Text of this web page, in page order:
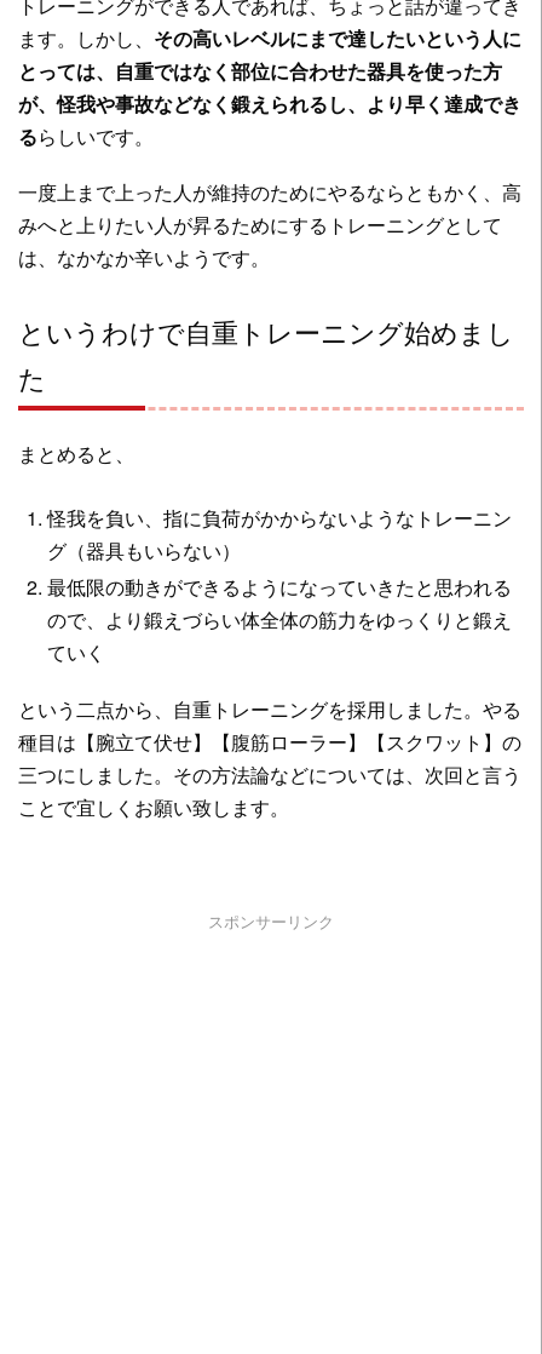
ます。しかし、 その高いレベルにまで達したいという人に
とっては、自重ではなく部位に合わせた器具を使った方
が、怪我や事故などなく鍛えられるし、より早く達成でき
るらしいです。
一度上まで上った人が維持のためにやるならともかく、高
みへと上りたい人が昇るためにするトレーニングとして
は、なかなか辛いようです。
というわけで自重トレーニング始めまし
た
まとめると、
怪我を負い、指に負荷がかからないようなトレーニン
グ（器具もいらない）
最低限の動きができるようになっていきたと思われる
ので、より鍛えづらい体全体の筋力をゆっくりと鍛え
ていく
という二点から、自重トレーニングを採用しました。やる
種目は【腕立て伏せ】【腹筋ローラー】【スクワット】の
三つにしました。その方法論などについては、次回と言う
ことで宜しくお願い致します。
スポンサーリンク